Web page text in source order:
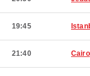
19:45
21:40 Cairo